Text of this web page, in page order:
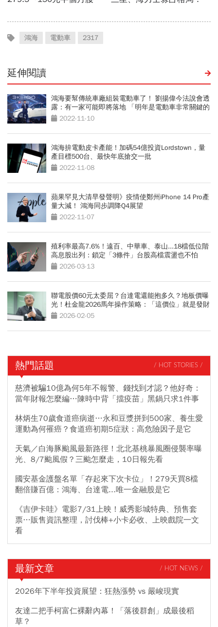
鴻海 電動車 2317
延伸閱讀
鴻海要幫傳統車廠組裝電動車了！ 劉揚偉今法說會透
露：有一家可能即將落地 「明年是電動車非常關鍵的
一年」
2022-11-10
鴻海拚電動皮卡產能！加碼54億投資Lordstown，量
產目標500台、最快年底搶交一批
2022-11-08
蘋果罕見大清早發聲明》疫情使鄭州iPhone 14 Pro產
量大減！ 鴻海同步調降Q4展望
2022-11-07
殖利率最高7.6%！遠百、中華車、泰山...18檔低位階
高息股出列：鎖定「3條件」台股高檔震盪也不怕
2026-03-13
聯電股價60元太委屈？台達電還能抱多久？地板價曝
光！杜金龍2026馬年操作策略：「這價位」就是發財
起點2026-02-05
熱門話題 / HOT STORIES /
慈濟被騙10億為何5年不報警、錢找到才認？他好奇：
當年財報怎麼編…陳時中背「擋疫苗」黑鍋只求1件事
林炳生70歲食道癌病逝…永和豆漿拼到500家、養生愛
運動為何罹癌？食道癌初期5症狀：高危險因子是它
天氣／白海豚颱風最新路徑！北北基桃暴風圈侵襲率曝
光、8/7颱風假？三颱怎麼走，10日報先看
國安基金護盤名單「存起來下次卡位」！279天買8檔
翻倍賺百億：鴻海、台達電...唯一金融股是它
《吉伊卡哇》電影7/31上映！威秀影城特典、預售套
票…販售資訊整理，討伐棒+小卡必收、上映戲院一文
看
最新文章 / HOT NEWS /
2026年下半年投資展望：狂熱漲勢 vs 嚴峻現實
友達二把手柯富仁裸辭內幕！「落後群創」成最後稻
草？